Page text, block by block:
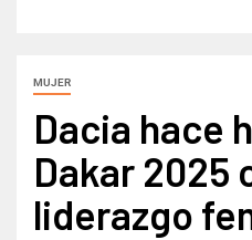
MUJER
Dacia hace
Dakar 2025
liderazgo